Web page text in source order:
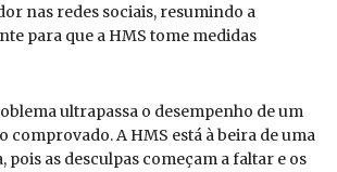
nas redes sociais, resumindo a
para que a HMS tome medidas
ultrapassa o desempenho de um
comprovado. A HMS está à beira de uma
as desculpas começam a faltar e os